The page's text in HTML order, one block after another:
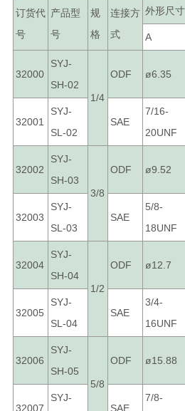
订货代
号
产品型
号
规
格
连接方
式
外形尺寸
A
32000
SYJ-
SH-02
1/4
ODF ø6.35
32001
SYJ-
SL-02
SAE
7/16-
20UNF
32002
SYJ-
SH-03
3/8
ODF ø9.52
32003
SYJ-
SL-03
SAE
5/8-
18UNF
32004
SYJ-
SH-04
1/2
ODF ø12.7
32005
SYJ-
SL-04
SAE
3/4-
16UNF
32006
SYJ-
SH-05
5/8
ODF ø15.88
32007
SYJ-
SAE
7/8-